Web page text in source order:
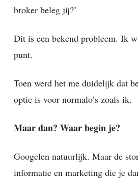
broker beleg jij?’
Dit is een bekend probleem. Ik
punt.
Toen werd het me duidelijk dat
optie is voor normalo’s zoals ik.
Maar dan? Waar begin je?
Googelen natuurlijk. Maar de
informatie en marketing die je